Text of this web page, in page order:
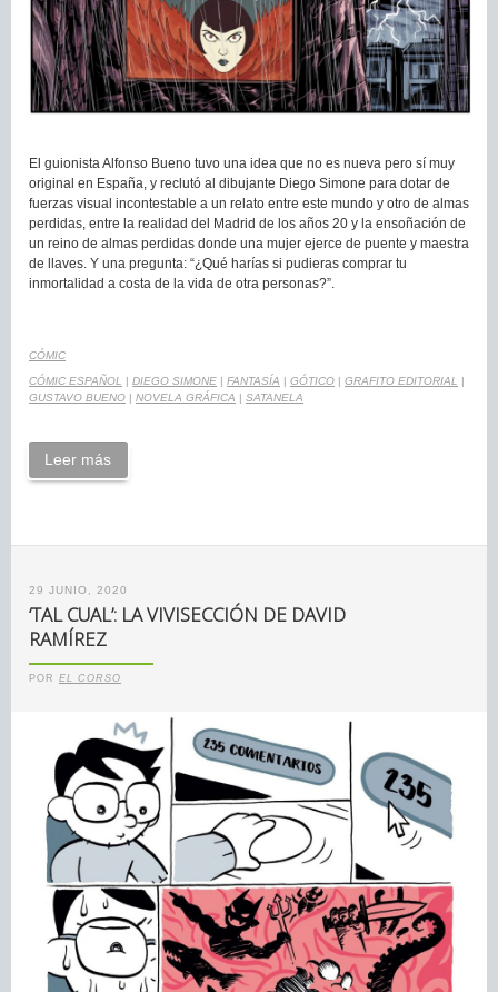
El guionista Alfonso Bueno tuvo una idea que no es nueva pero sí muy
original en España, y reclutó al dibujante Diego Simone para dotar de
fuerzas visual incontestable a un relato entre este mundo y otro de almas
perdidas, entre la realidad del Madrid de los años 20 y la ensoñación de
un reino de almas perdidas donde una mujer ejerce de puente y maestra
de llaves. Y una pregunta: “¿Qué harías si pudieras comprar tu
inmortalidad a costa de la vida de otra personas?”.
CÓMIC
CÓMIC ESPAÑOL | DIEGO SIMONE | FANTASÍA | GÓTICO | GRAFITO EDITORIAL
|
GUSTAVO BUENO | NOVELA GRÁFICA | SATANELA
Leer más
29 JUNIO, 2020
‘TAL CUAL’: LA VIVISECCIÓN DE DAVID
RAMÍREZ
POR EL CORSO